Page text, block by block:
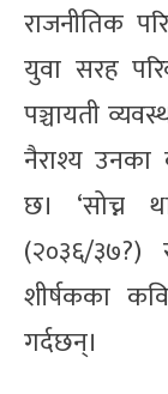
राजनीतिक
युवा सरह
पञ्चायती
नैराश्य उनका
छ। ‘सोच्न
(२०३६/३७?)
शीर्षकका
गर्दछन्।